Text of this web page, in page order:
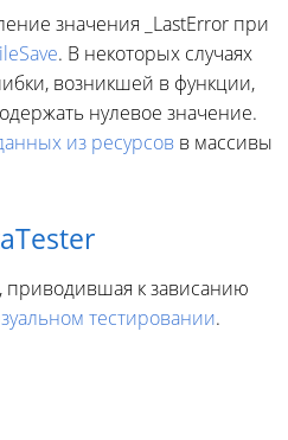
значения _LastError при
. В некоторых случаях
возникшей в функции,
нулевое значение.
из ресурсов в массивы
к зависанию
тестировании.